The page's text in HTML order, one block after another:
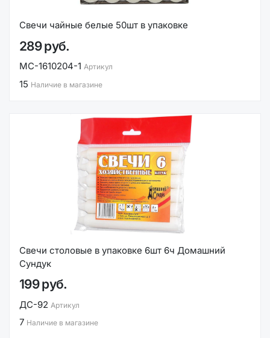
Свечи чайные белые 50шт в упаковке
289 руб.
MC-1610204-1 Артикул
15 Наличие в магазине
Свечи столовые в упаковке 6шт 6ч Домашний
Сундук
199 руб.
ДС-92 Артикул
7 Наличие в магазине